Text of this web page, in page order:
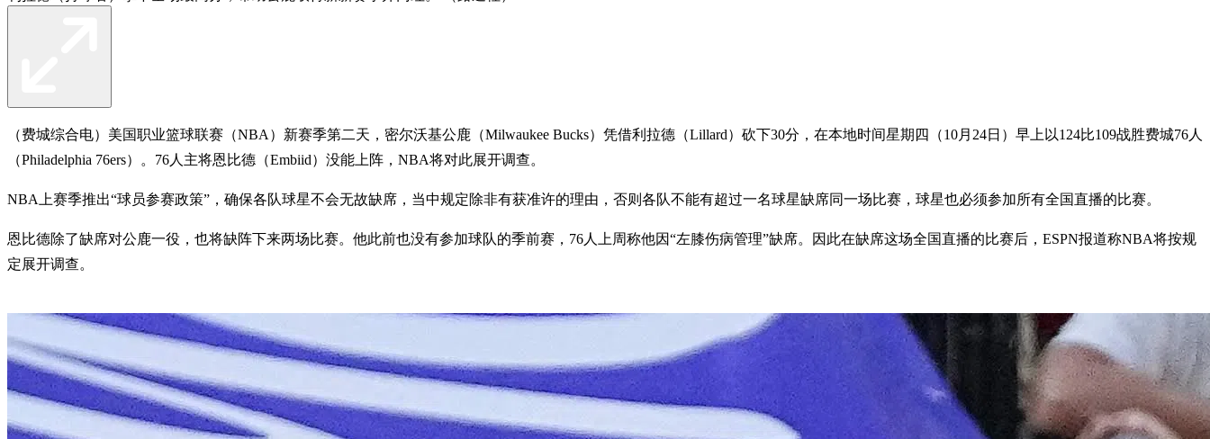
（费城综合电）美国职业篮球联赛（NBA）新赛季第二天，密尔沃基公鹿（Milwaukee Bucks）凭借利拉德（Lillard）砍下30分，在本地时间星期四（10月24日）早上以124比109战胜费城76人
（Philadelphia 76ers）。76人主将恩比德（Embiid）没能上阵，NBA将对此展开调查。
NBA上赛季推出“球员参赛政策”，确保各队球星不会无故缺席，当中规定除非有获准许的理由，否则各队不能有超过一名球星缺席同一场比赛，球星也必须参加所有全国直播的比赛。
恩比德除了缺席对公鹿一役，也将缺阵下来两场比赛。他此前也没有参加球队的季前赛，76人上周称他因“左膝伤病管理”缺席。因此在缺席这场全国直播的比赛后，ESPN报道称NBA将按规
定展开调查。